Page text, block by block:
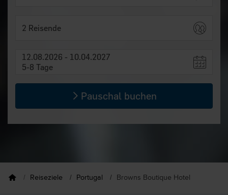
2 Reisende
12.08.2026 - 10.04.2027
5-8 Tage
Pauschal buchen
Reiseziele Portugal Browns Boutique Hotel